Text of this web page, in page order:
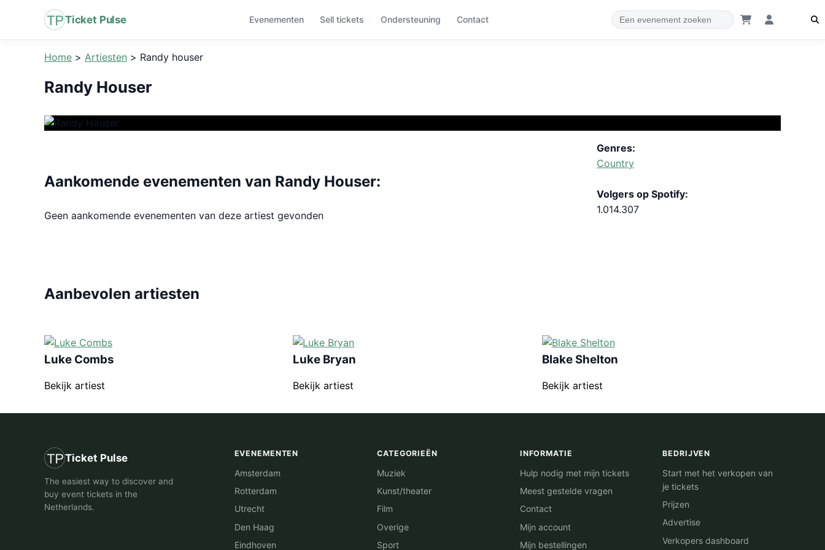
Ticket Pulse Evenementen Sell tickets Ondersteuning Contact
Home > Artiesten > Randy houser
Randy Houser
Aankomende evenementen van Randy Houser:
Geen aankomende evenementen van deze artiest gevonden
Genres:
Country
Volgers op Spotify:
1.014.307
Aanbevolen artiesten
Luke Combs
Bekijk artiest
Luke Bryan
Bekijk artiest
Blake Shelton
Bekijk artiest
Ticket Pulse
The easiest way to discover and
buy event tickets in the
Netherlands.
EVENEMENTEN
Amsterdam
Rotterdam
Utrecht
Den Haag
Eindhoven
CATEGORIEËN
Muziek
Kunst/theater
Film
Overige
Sport
INFORMATIE
Hulp nodig met mijn tickets
Meest gestelde vragen
Contact
Mijn account
Mijn bestellingen
BEDRIJVEN
Start met het verkopen van
je tickets
Prijzen
Advertise
Verkopers dashboard